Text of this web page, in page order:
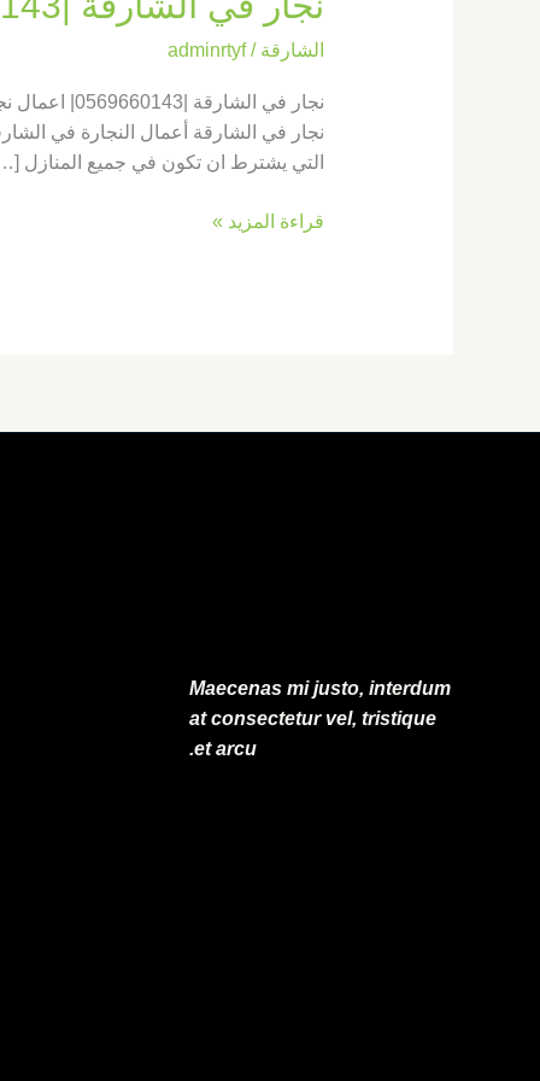
الشارقة /
adminrtyf
نجار في
نجار في الشارقة أعمال النجارة في
التي يشترط ان تكون في جميع المنازل
قراءة المزيد »
Maecenas mi justo, interdum
at consectetur vel, tristique
et arcu.